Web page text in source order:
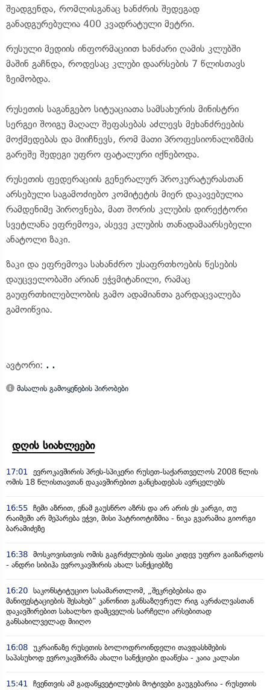
შეადგენდა, რომლისგანაც ხანძრის შედეგად
განადგურებულია 400 კვადრატული მეტრი.
რუსული მედიის ინფორმაციით ხანძარი ღამის კლუბში
მაშინ გაჩნდა, როდესაც კლუბი დაარსების 7 წლისთავს
ზეიმობდა.
რუსეთის საგანგებო სიტუაციათა სამსახურის მინისტრი
სერგეი შოიგუ მაღალ შეფასებას აძლევს მეხანძრეების
მოქმედებას და მიიჩნევს, რომ მათი პროფესიონალიზმის
გარეშე შედეგი უფრო ფატალური იქნებოდა.
რუსეთის ფედერაციის გენერალურ პროკურატურასთან
არსებული საგამოძიებო კომიტეტის მიერ დაკავებულია
რამდენიმე პიროვნება, მათ შორის კლუბის დირექტორი
სვეტლანა ეფრემოვა, ასევე კლუბის თანადამაარსებელი
ანატოლი ზაკი.
ზაკი და ეფრემოვა სახანძრო უსაფრთხოების წესების
დაუცველობაში არიან ეჭვმიტანილი, რამაც
გაუფრთხილებლობის გამო ადამიანთა გარდაცვალება
გამოიწვია.
ავტორი: . .
მასალის გამოყენების პირობები
დღის სიახლეები
17:01 ევროკავშირის პრეს-სპიკერი რუსეთ-საქართველოს 2008 წლის
ომის 18 წლისთავთან დაკავშირებით განცხადებას ავრცელებს
16:55 ჩემი აზრით, ენამ გაუსწრო აზრს და არ არის ეს კარგი, თუ
რაიმეში არ მეპარება ეჭვი, მისი პატრიოტიზმია - ნიკა გვარამია გიორგი
ბარამიძეზე
16:38 მოსკოვისთვის ომის გაგრძელების ფასი კიდევ უფრო გაიზარდოს
- ანდრი სიბიჰა ევროკავშირის ახალ სანქციებზე
16:20 საკონსტიტუციო სასამართლომ, „შეკრებებისა და
მანიფესტაციების შესახებ“ კანონით განსაზღვრულ რიგ აკრძალვასთან
დაკავშირებით სახალხო დამცველის სარჩელი არსებითად
განსახილველად მიიღო
16:08 უკრაინაზე რუსეთის ბოლოდროინდელი თავდასხმების
საპასუხოდ ევროკავშირმა ახალი სანქციები დააწესა - კაია კალასი
15:41 ჩვენთვის ამ გადაწყვეტილების მოტივები გაუგებარია - რუსეთის